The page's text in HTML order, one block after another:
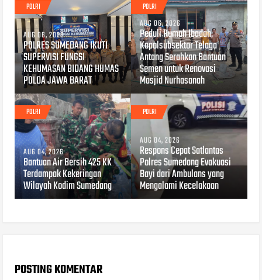
POLRI
AUG 06, 2026
POLRES SUMEDANG IKUTI
SUPERVISI FUNGSI
KEHUMASAN BIDANG HUMAS
POLDA JAWA BARAT
POLRI
AUG 06, 2026
Peduli Rumah Ibadah,
Kapolsubsektor Telaga
Antang Serahkan Bantuan
Semen untuk Renovasi
Masjid Nurhasanah
POLRI
AUG 04, 2026
Bantuan Air Bersih 425 KK
Terdampak Kekeringan
Wilayah Kodim Sumedang
POLRI
AUG 04, 2026
Respons Cepat Satlantas
Polres Sumedang Evakuasi
Bayi dari Ambulans yang
Mengalami Kecelakaan
POSTING KOMENTAR